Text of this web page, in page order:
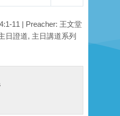
Settings
11 | Preacher: 王文堂
日證道, 主日講道系列